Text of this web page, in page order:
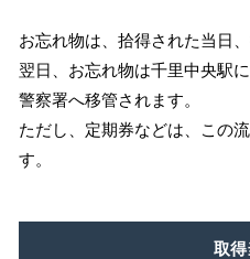
お忘れ物は、拾得された当日
翌日、お忘れ物は千里中央駅
警察署へ移管されます。
ただし、定期券などは、この
す。
取得